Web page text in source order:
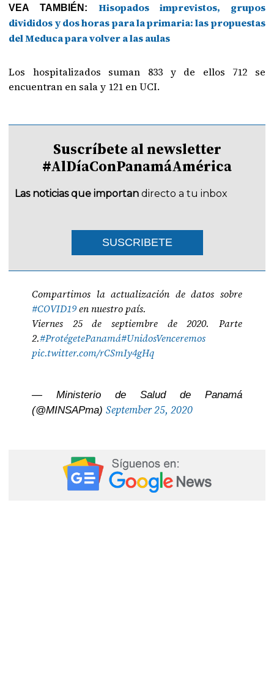
VEA TAMBIÉN: Hisopados imprevistos, grupos
divididos y dos horas para la primaria: las propuestas
del Meduca para volver a las aulas
Los hospitalizados suman 833 y de ellos 712 se
encuentran en sala y 121 en UCI.
Suscríbete al newsletter
#AlDíaConPanamáAmérica
Las noticias que importan directo a tu inbox
SUSCRIBETE
Compartimos la actualización de datos sobre
#COVID19en nuestro país.
Viernes 25 de septiembre de 2020. Parte
2.#ProtégetePanamá#UnidosVenceremos
pic.twitter.com/rCSmIy4gHq
— Ministerio de Salud de Panamá
(@MINSAPma)September 25, 2020